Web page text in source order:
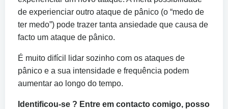
de experienciar outro ataque de pânico (o “medo de
ter medo”) pode trazer tanta ansiedade que causa de
facto um ataque de pânico.
É muito difícil lidar sozinho com os ataques de
pânico e a sua intensidade e frequência podem
aumentar ao longo do tempo.
Identificou-se ? Entre em contacto comigo, posso